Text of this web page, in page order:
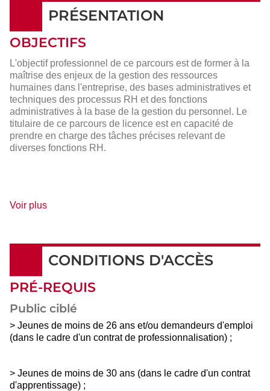
PRÉSENTATION
OBJECTIFS
L'objectif professionnel de ce parcours est de former à la
maîtrise des enjeux de la gestion des ressources
humaines dans l'entreprise, des bases administratives et
techniques des processus RH et des fonctions
administratives à la base de la gestion du personnel. Le
titulaire de ce parcours de licence est en capacité de
prendre en charge des tâches précises relevant de
diverses fonctions RH.
Voir plusde
CONDITIONS D'ACCÈS
PRÉ-REQUIS
Public ciblé
> Jeunes de moins de 26 ans et/ou demandeurs d'emploi
(dans le cadre d'un contrat de professionnalisation) ;
> Jeunes de moins de 30 ans (dans le cadre d'un contrat
d'apprentissage) ;